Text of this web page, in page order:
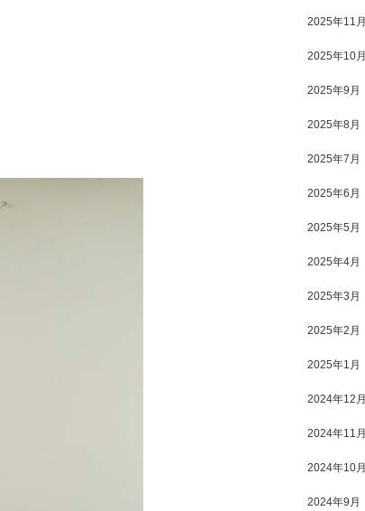
2025年11月
2025年10月
2025年9月
2025年8月
2025年7月
2025年6月
2025年5月
2025年4月
2025年3月
2025年2月
2025年1月
2024年12月
2024年11月
2024年10月
2024年9月